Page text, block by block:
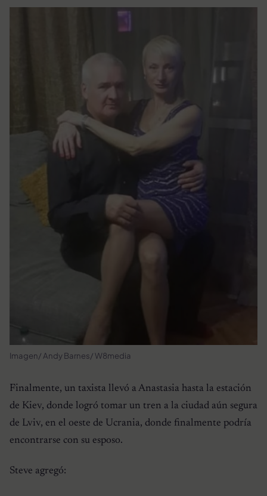
Imagen/ Andy Barnes/ W8media
Finalmente, un taxista llevó a Anastasia hasta la estación
de Kiev, donde logró tomar un tren a la ciudad aún segura
de Lviv, en el oeste de Ucrania, donde finalmente podría
encontrarse con su esposo.
Steve agregó: